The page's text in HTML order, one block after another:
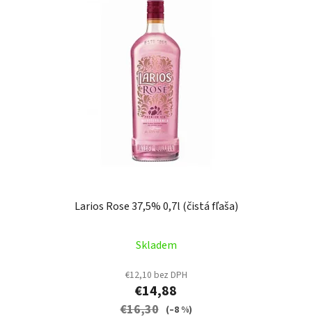
Larios Rose 37,5% 0,7l (čistá fľaša)
Skladem
€12,10 bez DPH
€14,88
€16,30 (–8 %)